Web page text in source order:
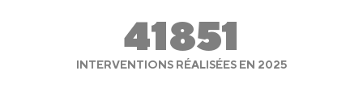
41851
INTERVENTIONS RÉALISÉES EN 2025